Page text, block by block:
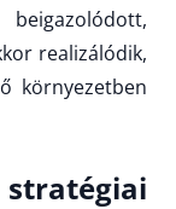
realizálódik,
környezetben
stratégiai